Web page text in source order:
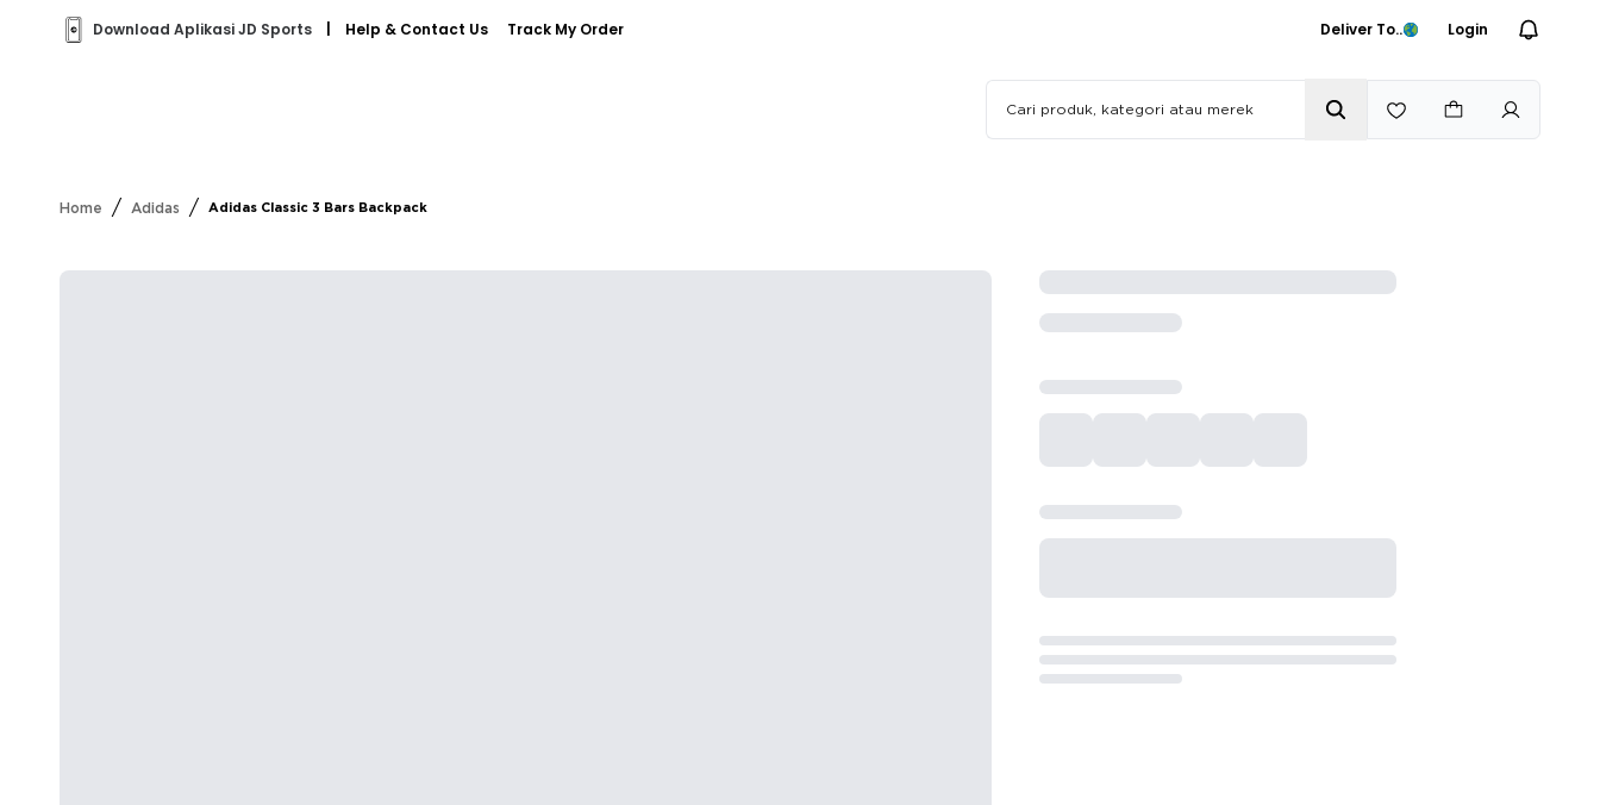
Download Aplikasi JD Sports Help & Contact Us Track My Order Deliver To.. Login
Home / Adidas / Adidas Classic 3 Bars Backpack